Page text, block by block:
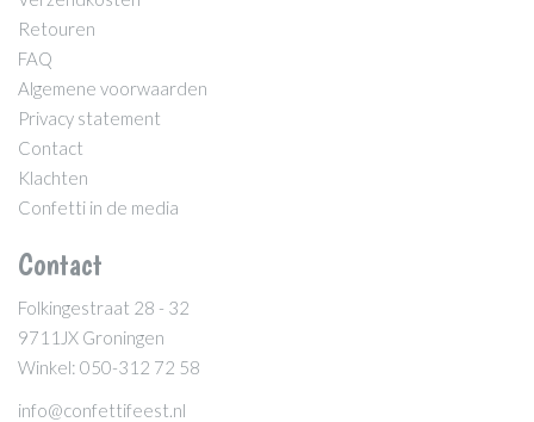
Retouren
FAQ
Algemene voorwaarden
Privacy statement
Contact
Klachten
Confetti in de media
Contact
Folkingestraat 28 - 32
9711JX Groningen
Winkel: 050-312 72 58
info@confettifeest.nl